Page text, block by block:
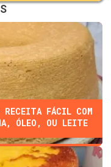
FÁCIL COM
ÓLEO, OU LEITE